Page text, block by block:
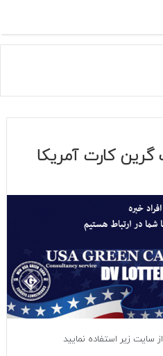
گرین کارت آمریکا
2021 آمریکا از سایت زیر استفاده نمایید